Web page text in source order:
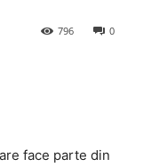
0
796
face parte din